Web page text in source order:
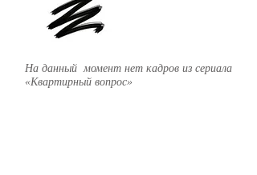
На данный момент нет кадров из сериала
«Квартирный вопрос»